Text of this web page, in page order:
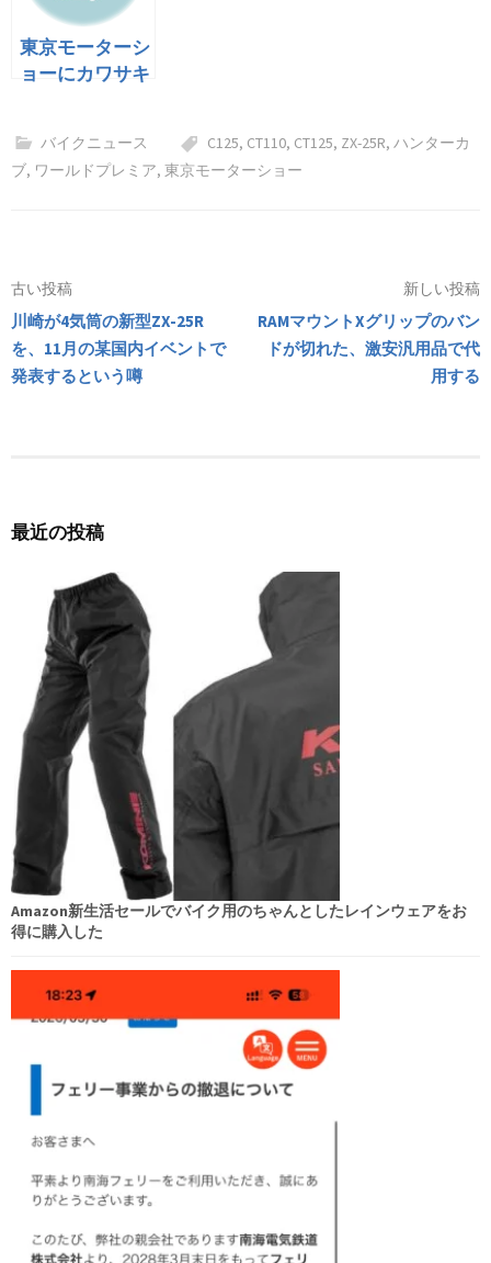
東京モーターシ
ョーにカワサキ
25RとZ H2をず
ーっと見る
バイクニュース C125, CT110, CT125, ZX-25R, ハンターカ
ブ, ワールドプレミア, 東京モーターショー
投
稿
ナ
シ
古い投稿
川崎が4気筒の新型ZX-25R
を、11月の某国内イベントで
発表するという噂
新しい投稿
RAMマウントXグリップのバン
ドが切れた、激安汎用品で代
用する
最近の投稿
Amazon新生活セールでバイク用のちゃんとしたレインウェアをお
得に購入した